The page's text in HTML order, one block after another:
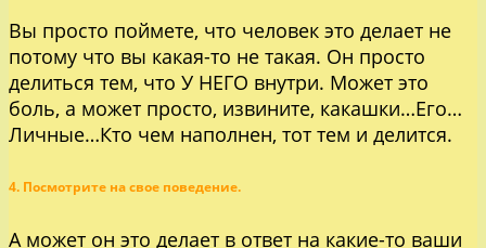
Вы просто поймете, что человек это делает не
потому что вы какая-то не такая. Он просто
делиться тем, что У НЕГО внутри. Может это
боль, а может просто, извините, какашки…Его…
Личные…Кто чем наполнен, тот тем и делится.
4. Посмотрите на свое поведение.
А может он это делает в ответ на какие-то ваши